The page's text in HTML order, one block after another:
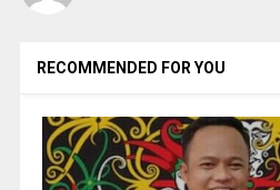
RECOMMENDED FOR YOU